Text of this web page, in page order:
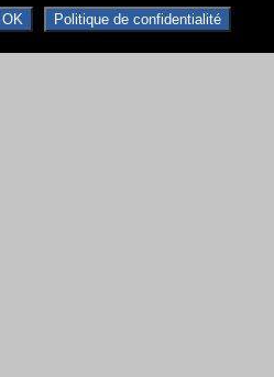
OK Politique de confidentialité